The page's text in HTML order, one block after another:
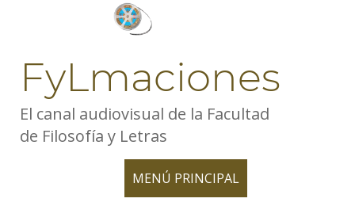
FyLmaciones
El canal audiovisual de la Facultad
de Filosofía y Letras
MENÚ PRINCIPAL
TOGGLE